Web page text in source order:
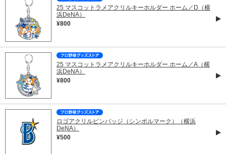
25 マスコットラメアクリルキーホルダー ホーム／D（横
浜DeNA）
¥800
25 マスコットラメアクリルキーホルダー ホーム／A（横
浜DeNA）
¥800
ロゴアクリルピンバッジ（シンボルマーク）（横浜
DeNA）
¥500